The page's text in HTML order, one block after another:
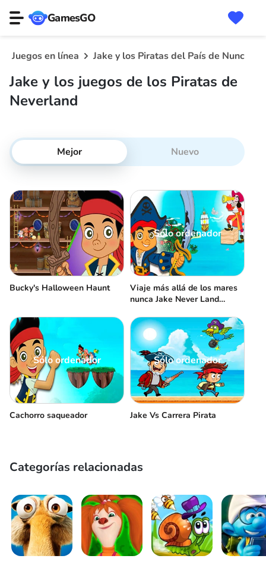
GamesGO
Juegos en línea Jake y los Piratas del País de Nunca
Jake y los juegos de los Piratas de
Neverland
Mejor Nuevo
Bucky's Halloween Haunt
Sólo ordenador
Viaje más allá de los mares
nunca Jake Never Land
Sólo ordenador
Cachorro saqueador
Sólo ordenador
Jake Vs Carrera Pirata
Categorías relacionadas